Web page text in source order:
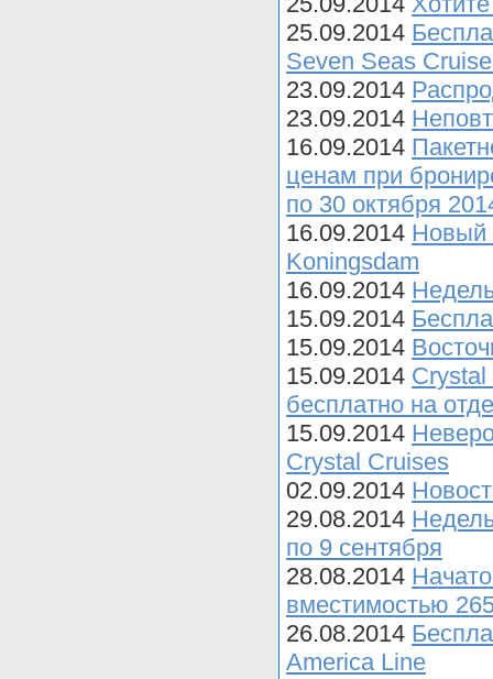
25.09.2014
Seven Seas
23.09.2014
23.09.2014
16.09.2014
ценам при
по 30 октября
16.09.2014 Новый
Koningsdam
16.09.2014
15.09.2014
15.09.2014
15.09.2014 Crystal
бесплатно на
15.09.2014
Crystal Cruises
02.09.2014
29.08.2014
по 9 сентября
28.08.2014
вместимостью
26.08.2014
America Line